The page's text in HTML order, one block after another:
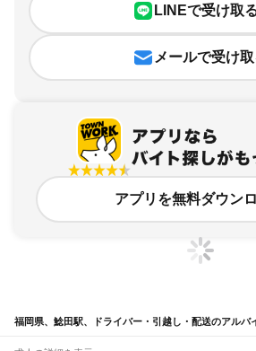
LINEで受け取
メールで受け
アプリを無料ダウン
福岡県、鯰田駅、ドライバー・引越し・配送のアルバ